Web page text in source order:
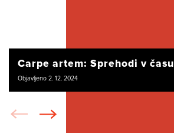
Carpe artem: Sprehodi v času
Objavljeno 2. 12. 2024